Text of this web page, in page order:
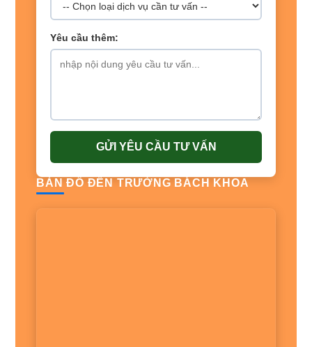
Yêu cầu thêm:
GỬI YÊU CẦU TƯ VẤN
BẢN ĐỒ ĐẾN TRƯỜNG BÁCH KHOA